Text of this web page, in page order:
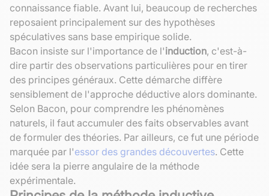
connaissance fiable. Avant lui, beaucoup de recherches
reposaient principalement sur des hypothèses
spéculatives sans base empirique solide.
Bacon insiste sur l'importance de l'induction, c'est-à-
dire partir des observations particulières pour en tirer
des principes généraux. Cette démarche diffère
sensiblement de l'approche déductive alors dominante.
Selon Bacon, pour comprendre les phénomènes
naturels, il faut accumuler des faits observables avant
de formuler des théories. Par ailleurs, ce fut une période
marquée par l'essor des grandes découvertes. Cette
idée sera la pierre angulaire de la méthode
expérimentale.